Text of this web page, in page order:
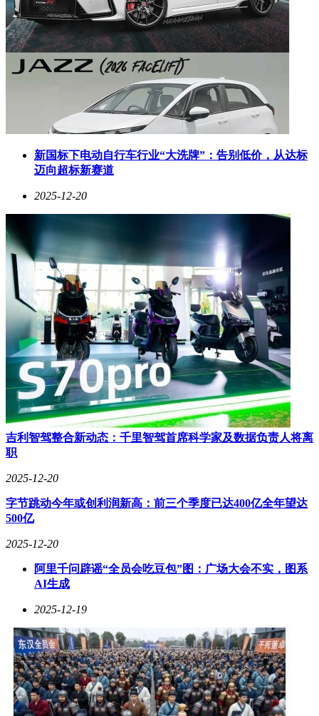
新国标下电动自行车行业“大洗牌”：告别低价，从达标
迈向超标新赛道
2025-12-20
吉利智驾整合新动态：千里智驾首席科学家及数据负责人将离
职
2025-12-20
字节跳动今年或创利润新高：前三个季度已达400亿全年望达
500亿
2025-12-20
阿里千问辟谣“全员会吃豆包”图：广场大会不实，图系
AI生成
2025-12-19